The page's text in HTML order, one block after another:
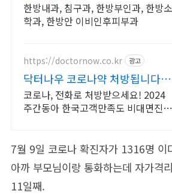
한방내과, 침구과, 한방부인과, 한방
학과, 한방안 이비인후피부과
https://doctornow.co.kr 광고
닥터나우 코로나약 처방됩니다
365일 24시간 진료가능
코로나, 전화로 처방받으세요! 2024
주간동아 한국고객만족도 비대면진료
7월 9일 코로나 확진자가 1316명 이
아까 부모님이랑 통화하는데 자가격
11일째.